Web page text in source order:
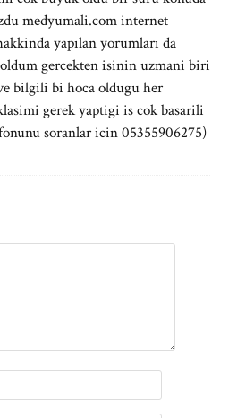
medyumali.com internet
yapılan yorumları da
gercekten isinin uzmani biri
bilgili bi hoca oldugu her
gerek yaptigi is cok basarili
soranlar icin 05355906275)